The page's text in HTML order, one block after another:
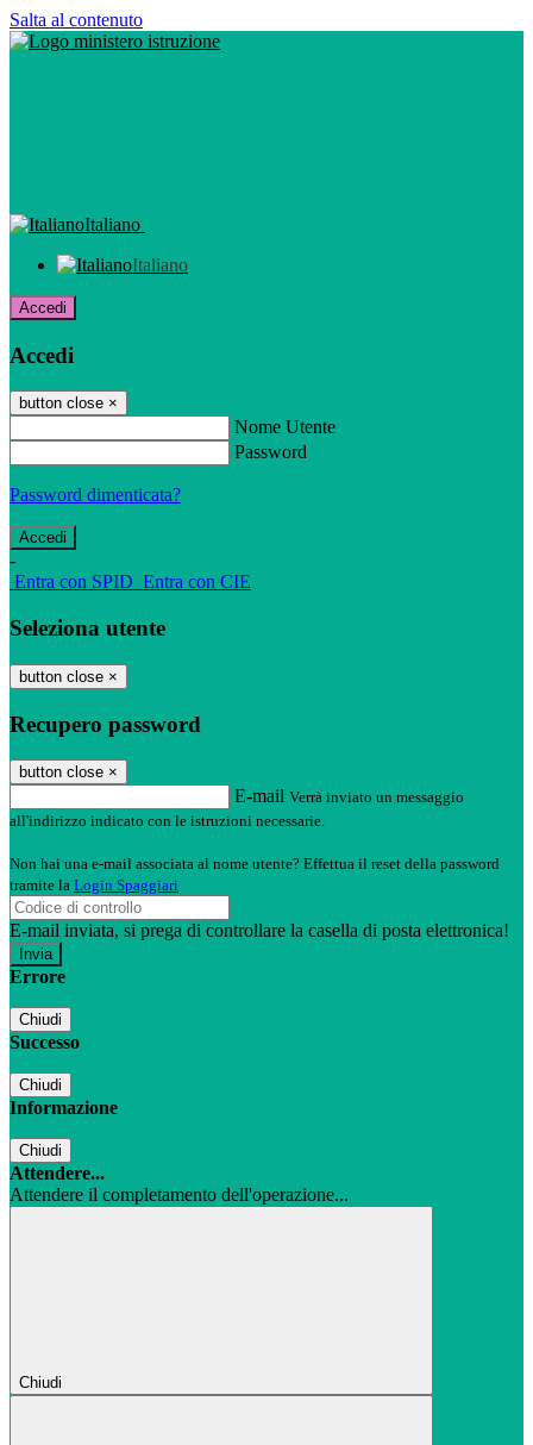
Salta al contenuto
Italiano
Italiano
Accedi
Accedi
button close ×
Nome Utente
Password
Password dimenticata?
-
Entra con SPID Entra con CIE
Seleziona utente
button close ×
Recupero password
button close ×
E-mail Verrà inviato un messaggio
all'indirizzo indicato con le istruzioni necessarie.
Non hai una e-mail associata al nome utente? Effettua il reset della password
tramite la Login Spaggiari
E-mail inviata, si prega di controllare la casella di posta elettronica!
Errore
Chiudi
Successo
Chiudi
Informazione
Chiudi
Attendere...
Attendere il completamento dell'operazione...
Chiudi